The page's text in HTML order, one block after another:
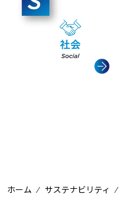
ホーム ⁄ サステナビリティ ⁄